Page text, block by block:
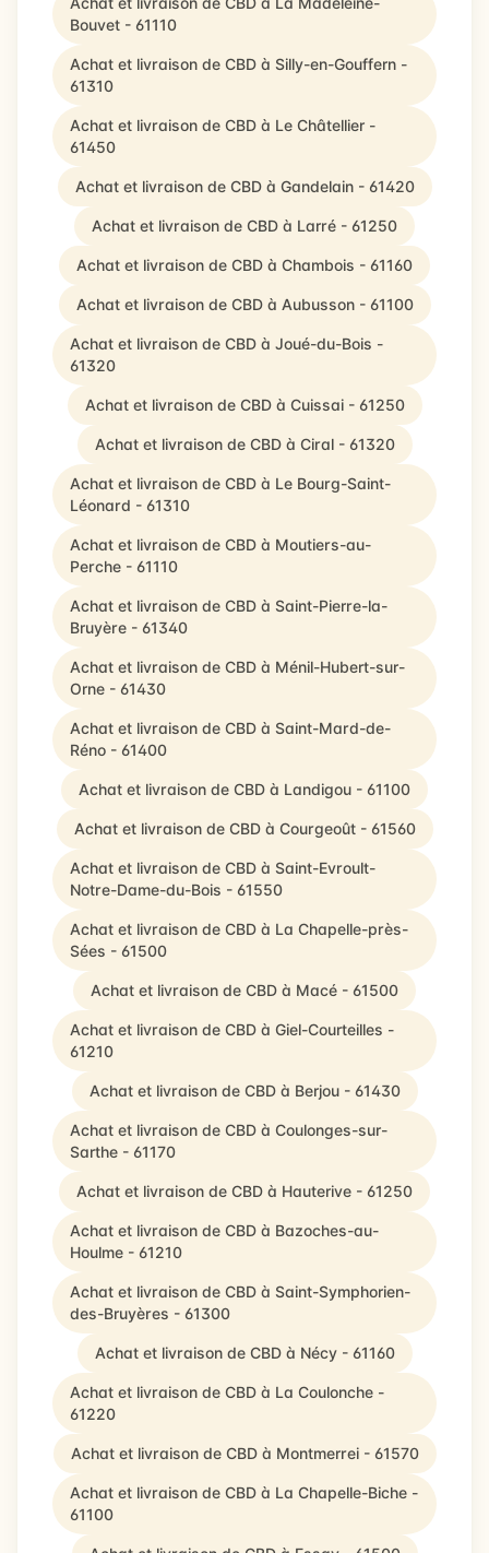
Bouvet - 61110
Achat et livraison de CBD à Silly-en-Gouffern -
61310
Achat et livraison de CBD à Le Châtellier -
61450
Achat et livraison de CBD à Gandelain - 61420
Achat et livraison de CBD à Larré - 61250
Achat et livraison de CBD à Chambois - 61160
Achat et livraison de CBD à Aubusson - 61100
Achat et livraison de CBD à Joué-du-Bois -
61320
Achat et livraison de CBD à Cuissai - 61250
Achat et livraison de CBD à Ciral - 61320
Achat et livraison de CBD à Le Bourg-Saint-
Léonard - 61310
Achat et livraison de CBD à Moutiers-au-
Perche - 61110
Achat et livraison de CBD à Saint-Pierre-la-
Bruyère - 61340
Achat et livraison de CBD à Ménil-Hubert-sur-
Orne - 61430
Achat et livraison de CBD à Saint-Mard-de-
Réno - 61400
Achat et livraison de CBD à Landigou - 61100
Achat et livraison de CBD à Courgeoût - 61560
Achat et livraison de CBD à Saint-Evroult-
Notre-Dame-du-Bois - 61550
Achat et livraison de CBD à La Chapelle-près-
Sées - 61500
Achat et livraison de CBD à Macé - 61500
Achat et livraison de CBD à Giel-Courteilles -
61210
Achat et livraison de CBD à Berjou - 61430
Achat et livraison de CBD à Coulonges-sur-
Sarthe - 61170
Achat et livraison de CBD à Hauterive - 61250
Achat et livraison de CBD à Bazoches-au-
Houlme - 61210
Achat et livraison de CBD à Saint-Symphorien-
des-Bruyères - 61300
Achat et livraison de CBD à Nécy - 61160
Achat et livraison de CBD à La Coulonche -
61220
Achat et livraison de CBD à Montmerrei - 61570
Achat et livraison de CBD à La Chapelle-Biche -
61100